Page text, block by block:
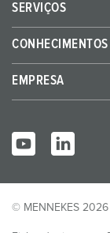
SERVIÇOS
CONHECIMENTOS
EMPRESA
© MENNEKES 2026